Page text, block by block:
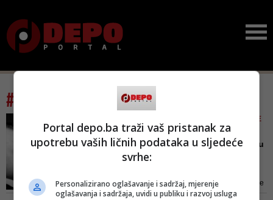
#tag: matica hrvatska
OVO JE IZOSTAVILA IZ KNJIGE
'MOJ ŽIVOT S FRANCEKOM'
'Dragi Tito, moj Franjo je u
rođendan i prisjećamo se kako je
maršalu Jugoslavije pisala o
Portal depo.ba traži vaš pristanak za
upotrebu vaših ličnih podataka u sljedeće
svrhe:
Personalizirano oglašavanje i sadržaj, mjerenje
oglašavanja i sadržaja, uvidi u publiku i razvoj usluga